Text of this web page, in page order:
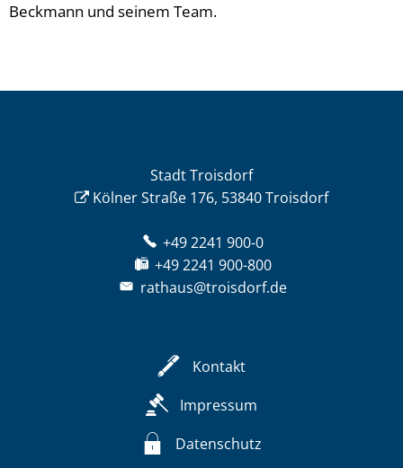
Beckmann und seinem Team.
Stadt Troisdorf
Kölner Straße 176, 53840 Troisdorf
+49 2241 900-0
+49 2241 900-800
rathaus@troisdorf.de
Kontakt
Impressum
Datenschutz